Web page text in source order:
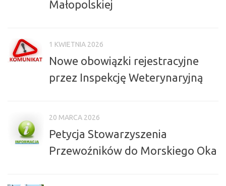
Małopolskiej
1 KWIETNIA 2026
Nowe obowiązki rejestracyjne
przez Inspekcję Weterynaryjną
20 MARCA 2026
Petycja Stowarzyszenia
Przewoźników do Morskiego Oka